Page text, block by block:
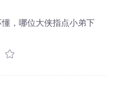
，哪位大侠指点小弟下